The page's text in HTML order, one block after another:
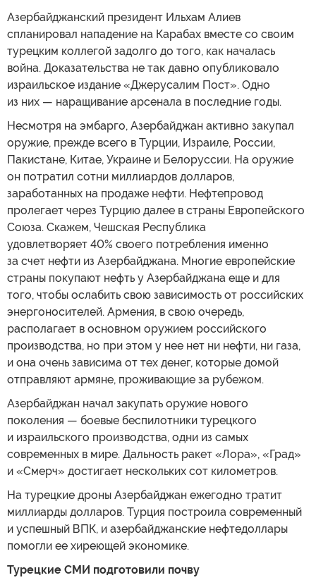
Азербайджанский президент Ильхам Алиев
спланировал нападение на Карабах вместе со своим
турецким коллегой задолго до того, как началась
война. Доказательства не так давно опубликовало
израильское издание «Джерусалим Пост». Одно
из них — наращивание арсенала в последние годы.
Несмотря на эмбарго, Азербайджан активно закупал
оружие, прежде всего в Турции, Израиле, России,
Пакистане, Китае, Украине и Белоруссии. На оружие
он потратил сотни миллиардов долларов,
заработанных на продаже нефти. Нефтепровод
пролегает через Турцию далее в страны Европейского
Союза. Скажем, Чешская Республика
удовлетворяет 40% своего потребления именно
за счет нефти из Азербайджана. Многие европейские
страны покупают нефть у Азербайджана еще и для
того, чтобы ослабить свою зависимость от российских
энергоносителей. Армения, в свою очередь,
располагает в основном оружием российского
производства, но при этом у нее нет ни нефти, ни газа,
и она очень зависима от тех денег, которые домой
отправляют армяне, проживающие за рубежом.
Азербайджан начал закупать оружие нового
поколения — боевые беспилотники турецкого
и израильского производства, одни из самых
современных в мире. Дальность ракет «Лора», «Град»
и «Смерч» достигает нескольких сот километров.
На турецкие дроны Азербайджан ежегодно тратит
миллиарды долларов. Турция построила современный
и успешный ВПК, и азербайджанские нефтедоллары
помогли ее хиреющей экономике.
Турецкие СМИ подготовили почву